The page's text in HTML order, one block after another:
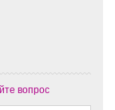
вопрос